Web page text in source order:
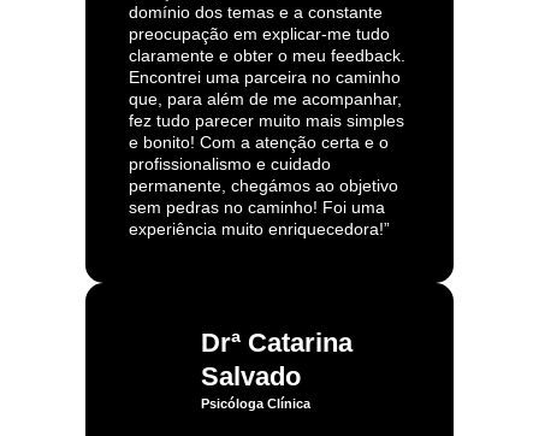
domínio dos temas e a constante
preocupação em explicar-me tudo
claramente e obter o meu feedback.
Encontrei uma parceira no caminho
que, para além de me acompanhar,
fez tudo parecer muito mais simples
e bonito! Com a atenção certa e o
profissionalismo e cuidado
permanente, chegámos ao objetivo
sem pedras no caminho! Foi uma
experiência muito enriquecedora!”
Drª Catarina
Salvado
Psicóloga Clínica